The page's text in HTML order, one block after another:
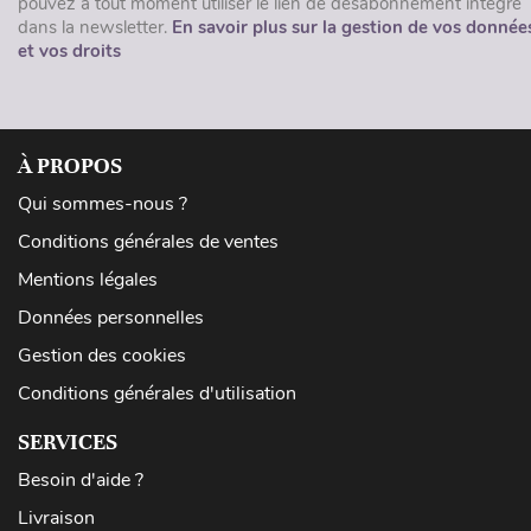
dans la newsletter. En savoir plus sur la gestion de vos
et vos droits
À PROPOS
Qui sommes-nous ?
Conditions générales de ventes
Mentions légales
Données personnelles
Gestion des cookies
Conditions générales d'utilisation
SERVICES
Besoin d'aide ?
Livraison